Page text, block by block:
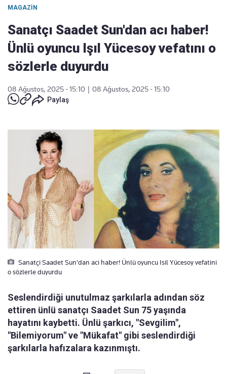
MAGAZIN
Sanatçı Saadet Sun'dan acı haber!
Ünlü oyuncu Işıl Yücesoy vefatını o
sözlerle duyurdu
08 Ağustos, 2025 - 15:10
08 Ağustos, 2025 - 15:10
Paylaş
Sanatçi Saadet Sun'dan aci haber! Ünlü oyuncu Isil Yücesoy vefatini
o sözlerle duyurdu
Seslendirdiği unutulmaz şarkılarla adından söz
ettiren ünlü sanatçı Saadet Sun 75 yaşında
hayatını kaybetti. Ünlü şarkıcı, "Sevgilim",
"Bilemiyorum" ve "Mükafat" gibi seslendirdiği
şarkılarla hafızalara kazınmıştı.